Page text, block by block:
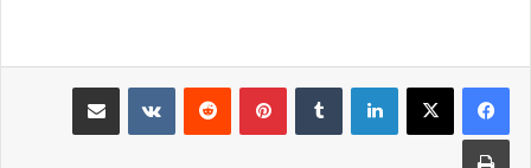
لينكدإن بينتيريست